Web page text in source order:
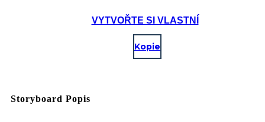
VYTVOŘTE SI VLASTNÍ
Kopie
Storyboard Popis